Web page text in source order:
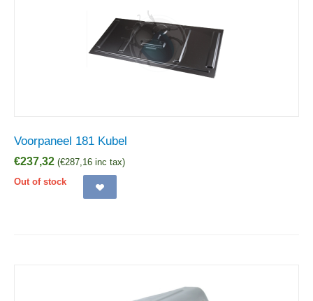
Voorpaneel 181 Kubel
€237,32 (€287,16 inc tax)
Out of stock